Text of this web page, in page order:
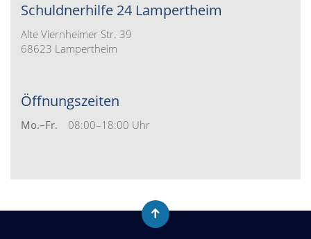
Schuldnerhilfe 24 Lampertheim
Alte Viernheimer Str. 39
68623 Lampertheim
Öffnungszeiten
Mo.–Fr. 08:00–18:00 Uhr